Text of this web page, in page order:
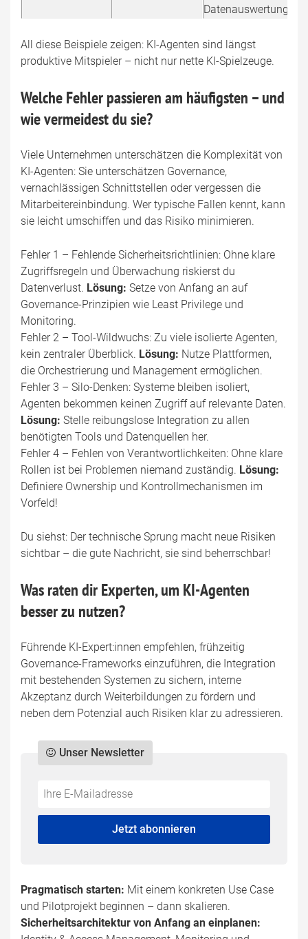
Datenauswertung
All diese Beispiele zeigen: KI-Agenten sind längst
produktive Mitspieler – nicht nur nette KI-Spielzeuge.
Welche Fehler passieren am häufigsten – und
wie vermeidest du sie?
Viele Unternehmen unterschätzen die Komplexität von
KI-Agenten: Sie unterschätzen Governance,
vernachlässigen Schnittstellen oder vergessen die
Mitarbeitereinbindung. Wer typische Fallen kennt, kann
sie leicht umschiffen und das Risiko minimieren.
Fehler 1 – Fehlende Sicherheitsrichtlinien: Ohne klare
Zugriffsregeln und Überwachung riskierst du
Datenverlust. Lösung: Setze von Anfang an auf
Governance-Prinzipien wie Least Privilege und
Monitoring.
Fehler 2 – Tool-Wildwuchs: Zu viele isolierte Agenten,
kein zentraler Überblick. Lösung: Nutze Plattformen,
die Orchestrierung und Management ermöglichen.
Fehler 3 – Silo-Denken: Systeme bleiben isoliert,
Agenten bekommen keinen Zugriff auf relevante Daten.
Lösung: Stelle reibungslose Integration zu allen
benötigten Tools und Datenquellen her.
Fehler 4 – Fehlen von Verantwortlichkeiten: Ohne klare
Rollen ist bei Problemen niemand zuständig. Lösung:
Definiere Ownership und Kontrollmechanismen im
Vorfeld!
Du siehst: Der technische Sprung macht neue Risiken
sichtbar – die gute Nachricht, sie sind beherrschbar!
Was raten dir Experten, um KI-Agenten
besser zu nutzen?
Führende KI-Expert:innen empfehlen, frühzeitig
Governance-Frameworks einzuführen, die Integration
mit bestehenden Systemen zu sichern, interne
Akzeptanz durch Weiterbildungen zu fördern und
neben dem Potenzial auch Risiken klar zu adressieren.
Do
fill
Unser Newsletter
*Ihre
Mailadresse:
Jetzt abonnieren
Pragmatisch starten: Mit einem konkreten Use Case
und Pilotprojekt beginnen – dann skalieren.
Sicherheitsarchitektur von Anfang an einplanen: